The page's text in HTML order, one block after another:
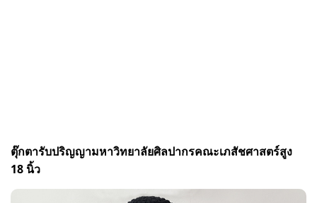
ตุ๊กตารับปริญญามหาวิทยาลัยศิลปากรคณะเภสัชศาสตร์สูง
18 นิ้ว